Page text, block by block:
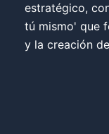
estratégico,
tú mismo' que
y la creación